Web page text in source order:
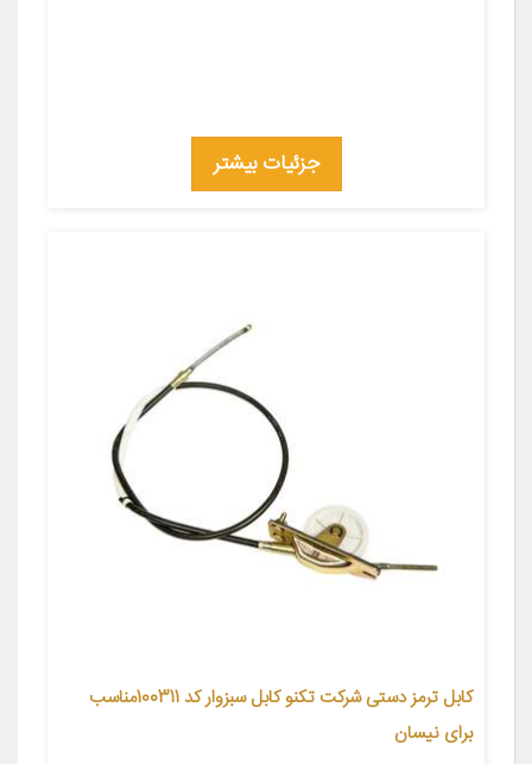
جزئیات بیشتر
کابل ترمز دستی شرکت تکنو کابل سبزوار کد 100311مناسب
برای نیسان